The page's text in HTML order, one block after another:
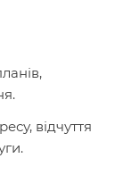
відчуття